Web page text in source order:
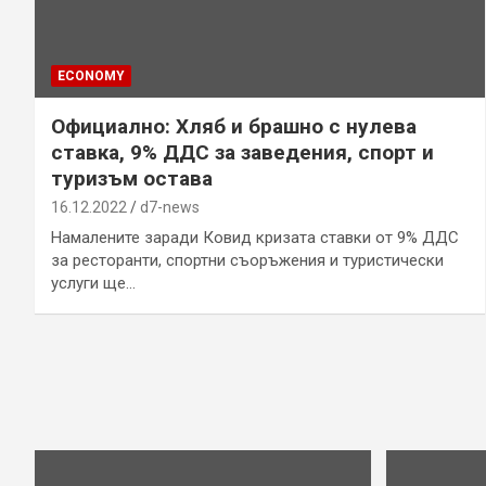
ECONOMY
Официално: Хляб и брашно с нулева
ставка, 9% ДДС за заведения, спорт и
туризъм остава
16.12.2022 d7-news
Намалените заради Ковид кризата ставки от 9% ДДС
за ресторанти, спортни съоръжения и туристически
услуги ще…